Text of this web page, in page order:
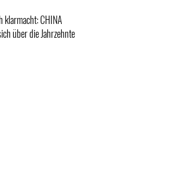
klarmacht: CHINA
über die Jahrzehnte